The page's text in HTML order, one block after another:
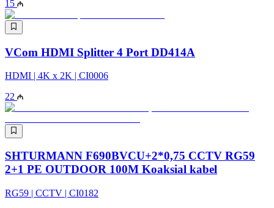
15
VCom HDMI Splitter 4 Port DD414A
HDMI | 4K x 2K | CI0006
22
SHTURMANN F690BVCU+2*0,75 CCTV RG59
2+1 PE OUTDOOR 100M Koaksial kabel
RG59 | CCTV | CI0182